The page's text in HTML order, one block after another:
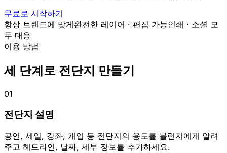
무료로 시작하기
항상 브랜드에 맞게완전한 레이어 · 편집 가능인쇄 · 소셜 모
두 대응
이용 방법
세 단계로 전단지 만들기
01
전단지 설명
공연, 세일, 강좌, 개업 등 전단지의 용도를 블런지에게 알려
주고 헤드라인, 날짜, 세부 정보를 추가하세요.